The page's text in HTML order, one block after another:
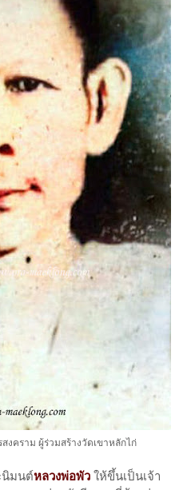
คราม ผู้ร่วมสร้างวัดเขาหลักไก่
มนต์หลวงพ่อพัว ให้ขึ้นเป็นเจ้า